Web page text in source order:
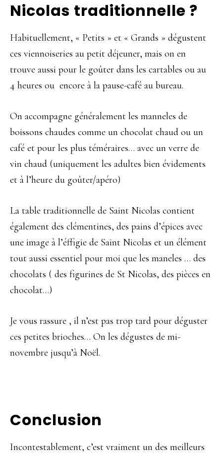
Nicolas traditionnelle ?
Habituellement, « Petits » et « Grands » dégustent
ces viennoiseries au petit déjeuner, mais on en
trouve aussi pour le goûter dans les cartables ou au
4 heures ou encore à la pause-café au bureau.
On accompagne généralement les manneles de
boissons chaudes comme un chocolat chaud ou un
café et pour les plus téméraires… avec un verre de
vin chaud (uniquement les adultes bien évidements
et à l’heure du goûter/apéro)
La table traditionnelle de Saint Nicolas contient
également des clémentines, des pains d’épices avec
une image à l’éffigie de Saint Nicolas et un élément
tout aussi essentiel pour moi que les maneles … des
chocolats ( des figurines de St Nicolas, des pièces en
chocolat…)
Je vous rassure , il n’est pas trop tard pour déguster
ces petites brioches… On les dégustes de mi-
novembre jusqu’à Noël.
Conclusion
Incontestablement, c’est vraiment un des meilleurs